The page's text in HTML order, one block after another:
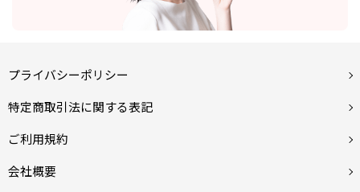
プライバシーポリシー
特定商取引法に関する表記
ご利用規約
会社概要